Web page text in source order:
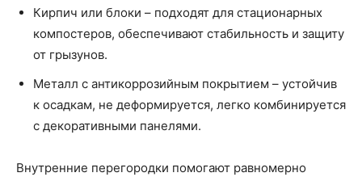
Кирпич или блоки – подходят для стационарных
компостеров, обеспечивают стабильность и защиту
от грызунов.
Металл с антикоррозийным покрытием – устойчив
к осадкам, не деформируется, легко комбинируется
с декоративными панелями.
Внутренние перегородки помогают равномерно